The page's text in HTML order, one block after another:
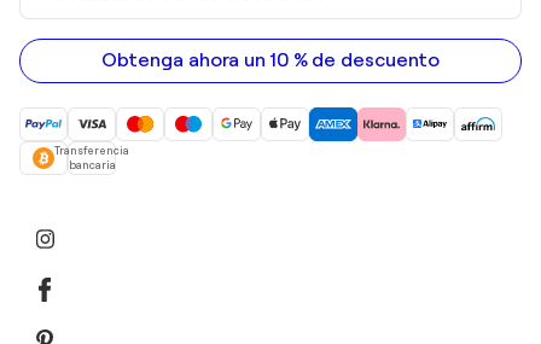
correo
electrónico
Obtenga ahora un 10 % de descuento
Transferencia
bancaria